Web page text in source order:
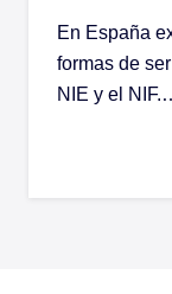
En España
formas de
NIE y el